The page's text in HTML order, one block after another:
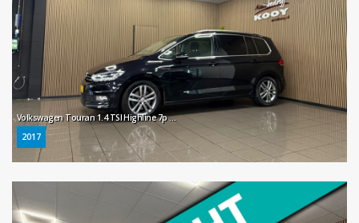
Volkswagen Touran 1.4 TSI Highline 7p * Automaat / 7 Persoons / Trekhaak / Navigatie / Camera *
2017